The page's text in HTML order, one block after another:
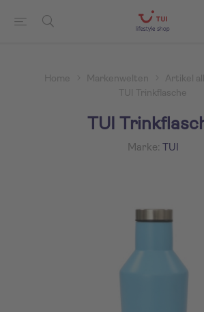
Home Markenwelten
Artikel
TUI Trinkflasche
TUI
Marke: TUI